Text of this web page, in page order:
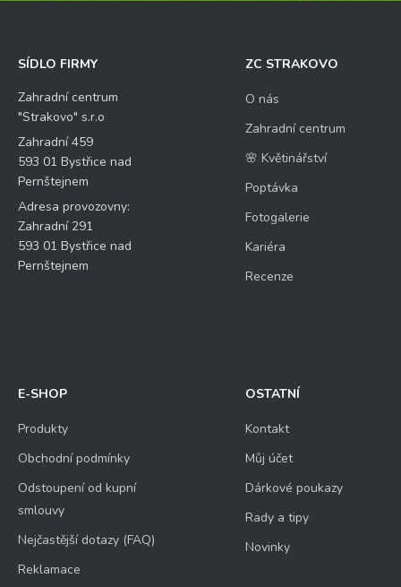
SÍDLO FIRMY
Zahradní centrum
"Strakovo" s.r.o
Zahradní 459
593 01 Bystřice nad
Pernštejnem
Adresa provozovny:
Zahradní 291
593 01 Bystřice nad
Pernštejnem
ZC STRAKOVO
O nás
Zahradní centrum
🌸 Květinářství
Poptávka
Fotogalerie
Kariéra
Recenze
E-SHOP
Produkty
Obchodní podmínky
Odstoupení od kupní
smlouvy
Nejčastější dotazy (FAQ)
Reklamace
OSTATNÍ
Kontakt
Můj účet
Dárkové poukazy
Rady a tipy
Novinky